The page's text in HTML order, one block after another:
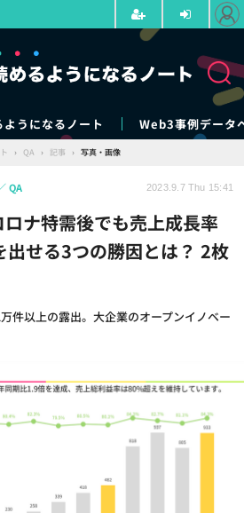
うになるノート Web3事例データ
› QA › 記事 › 写真・画像
ナ特需後でも売上成長率
出せる3つの勝因とは？ 2枚
件以上の露出。大企業のオープンイノベー
QA 2023.9.7 Thu 15:41